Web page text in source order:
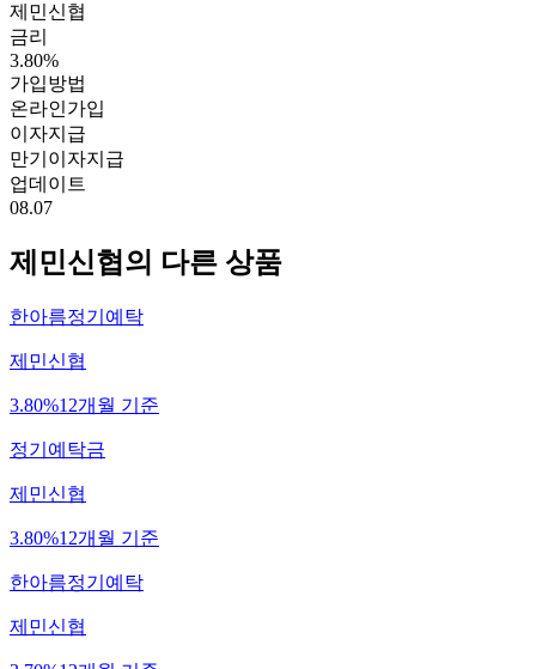
제민신협
금리
3.80%
가입방법
온라인가입
이자지급
만기이자지급
업데이트
08.07
제민신협의 다른 상품
한아름정기예탁
제민신협
3.80%12개월 기준
정기예탁금
제민신협
3.80%12개월 기준
한아름정기예탁
제민신협